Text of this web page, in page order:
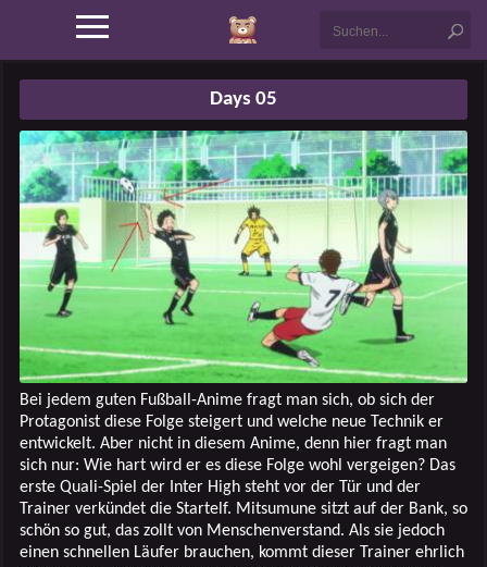
Days 05
Bei jedem guten Fußball-Anime fragt man sich, ob sich der
Protagonist diese Folge steigert und welche neue Technik er
entwickelt. Aber nicht in diesem Anime, denn hier fragt man
sich nur: Wie hart wird er es diese Folge wohl vergeigen? Das
erste Quali-Spiel der Inter High steht vor der Tür und der
Trainer verkündet die Startelf. Mitsumune sitzt auf der Bank, so
schön so gut, das zollt von Menschenverstand. Als sie jedoch
einen schnellen Läufer brauchen, kommt dieser Trainer ehrlich